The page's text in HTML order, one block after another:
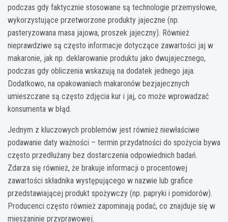
podczas gdy faktycznie stosowane są technologie przemysłowe,
wykorzystujące przetworzone produkty jajeczne (np.
pasteryzowana masa jajowa, proszek jajeczny). Również
nieprawdziwe są często informacje dotyczące zawartości jaj w
makaronie, jak np. deklarowanie produktu jako dwujajecznego,
podczas gdy obliczenia wskazują na dodatek jednego jaja.
Dodatkowo, na opakowaniach makaronów bezjajecznych
umieszczane są często zdjęcia kur i jaj, co może wprowadzać
konsumenta w błąd.
Jednym z kluczowych problemów jest również niewłaściwe
podawanie daty ważności – termin przydatności do spożycia bywa
często przedłużany bez dostarczenia odpowiednich badań.
Zdarza się również, że brakuje informacji o procentowej
zawartości składnika występującego w nazwie lub grafice
przedstawiającej produkt spożywczy (np. papryki i pomidorów).
Producenci często również zapominają podać, co znajduje się w
mieszaninie przyprawowej.